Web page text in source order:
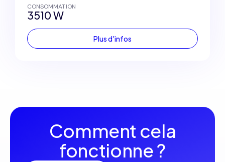
CONSOMMATION
3510 W
Plus d'infos
Comment cela
fonctionne ?